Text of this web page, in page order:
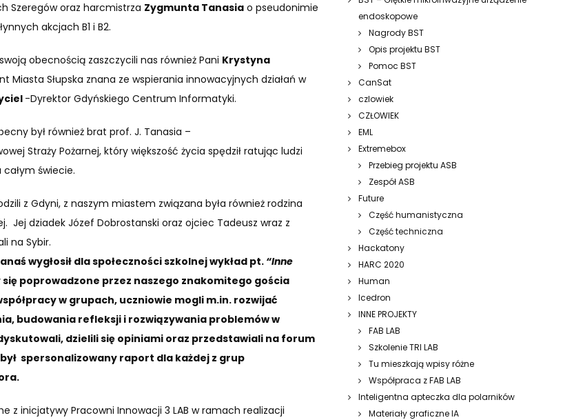
Szeregów oraz harcmistrza Zygmunta Tanasiao pseudonimie
akcjach B1 i B2.
obecnością zaszczycili nas również Pani Krystyna
Miasta Słupska znana ze wspierania innowacyjnych działań w
-Dyrektor Gdyńskiego Centrum Informatyki.
był również brat prof. J. Tanasia –
Straży Pożarnej, który większość życia spędził ratując ludzi
świecie.
z Gdyni, z naszym miastem związana była również rodzina
Jej dziadek Józef Dobrostanski oraz ojciec Tadeusz wraz z
na Sybir.
wygłosił dla społeczności szkolnej wykład pt.“Inne
się poprowadzone przez naszego znakomitego gościa
w grupach, uczniowie mogli m.in. rozwijać
budowania refleksji i rozwiązywania problemów w
dzielili się opiniami oraz przedstawiali na forum
spersonalizowany raport dla każdej z grup
z inicjatywy Pracowni Innowacji 3 LAB w ramach realizacji
endoskopowe
Nagrody BST
Opis projektu BST
Pomoc BST
CanSat
czlowiek
CZŁOWIEK
EML
Extremebox
Przebieg projektu ASB
Zespół ASB
Future
Część humanistyczna
Część techniczna
Hackatony
HARC 2020
Human
Icedron
INNE PROJEKTY
FAB LAB
Szkolenie TRI LAB
Tu mieszkają wpisy różne
Współpraca z FAB LAB
Inteligentna apteczka dla polarników
Materiały graficzne IA